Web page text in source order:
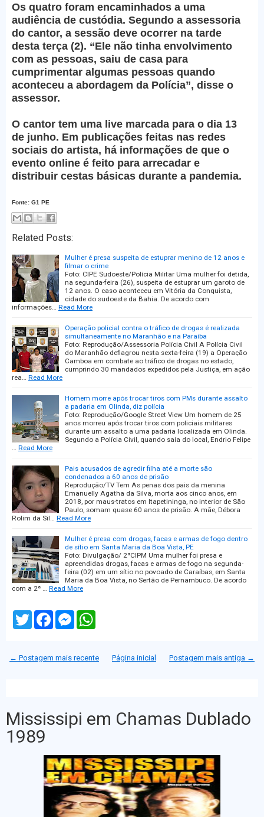
Os quatro foram encaminhados a uma
audiência de custódia. Segundo a assessoria
do cantor, a sessão deve ocorrer na tarde
desta terça (2). “Ele não tinha envolvimento
com as pessoas, saiu de casa para
cumprimentar algumas pessoas quando
aconteceu a abordagem da Polícia”, disse o
assessor.
O cantor tem uma live marcada para o dia 13
de junho. Em publicações feitas nas redes
sociais do artista, há informações de que o
evento online é feito para arrecadar e
distribuir cestas básicas durante a pandemia.
Fonte: G1 PE
Related Posts:
Mulher é presa suspeita de estuprar menino de 12 anos e
filmar o crime
Foto: CIPE Sudoeste/Polícia Militar Uma mulher foi detida,
na segunda-feira (26), suspeita de estuprar um garoto de
12 anos. O caso aconteceu em Vitória da Conquista,
cidade do sudoeste da Bahia. De acordo com
informações… Read More
Operação policial contra o tráfico de drogas é realizada
simultaneamente no Maranhão e na Paraíba
Foto: Reprodução/Assessoria Polícia Civil A Polícia Civil
do Maranhão deflagrou nesta sexta-feira (19) a Operação
Camboa em combate ao tráfico de drogas no estado,
cumprindo 30 mandados expedidos pela Justiça, em ação
rea… Read More
Homem morre após trocar tiros com PMs durante assalto
a padaria em Olinda, diz polícia
Foto: Reprodução/Google Street View Um homem de 25
anos morreu após trocar tiros com policiais militares
durante um assalto a uma padaria localizada em Olinda.
Segundo a Polícia Civil, quando saía do local, Endrio Felipe
… Read More
Pais acusados de agredir filha até a morte são
condenados a 60 anos de prisão
Reprodução/TV Tem As penas dos pais da menina
Emanuelly Agatha da Silva, morta aos cinco anos, em
2018, por maus-tratos em Itapetininga, no interior de São
Paulo, somam quase 60 anos de prisão. A mãe, Débora
Rolim da Sil… Read More
Mulher é presa com drogas, facas e armas de fogo dentro
de sítio em Santa Maria da Boa Vista, PE
Foto: Divulgação/ 2ªCIPM Uma mulher foi presa e
apreendidas drogas, facas e armas de fogo na segunda-
feira (02) em um sítio no povoado de Caraíbas, em Santa
Maria da Boa Vista, no Sertão de Pernambuco. De acordo
com a 2ª … Read More
T
w
e
F
o
M
n
A
← Postagem mais recente Postagem mais antiga →
Página inicial
Mississipi em Chamas Dublado
1989